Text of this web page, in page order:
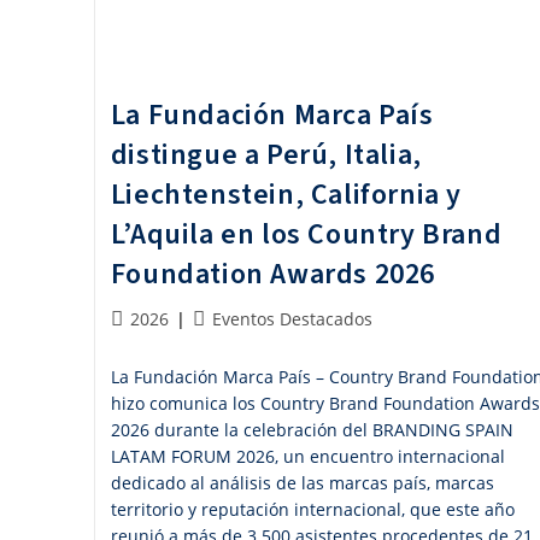
La Fundación Marca País
distingue a Perú, Italia,
Liechtenstein, California y
L’Aquila en los Country Brand
Foundation Awards 2026
Publicación
la
entrada:
2026
Categoría
la
entrada:
Eventos Destacados
La Fundación Marca País – Country Brand
hizo comunica los Country Brand Foundation Awards
2026 durante la celebración del BRANDING SPAIN
LATAM FORUM 2026, un encuentro internacional
dedicado al análisis de las marcas país, marcas
territorio y reputación internacional, que este año